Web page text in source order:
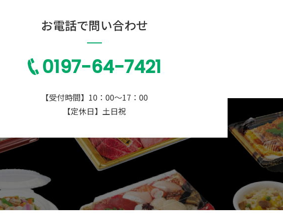
お電話で問い合わせ
0197-64-7421
【受付時間】10：00〜17：00
【定休日】土日祝